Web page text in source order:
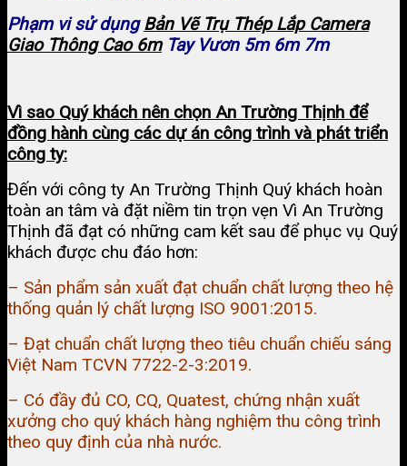
Phạm vi sử dụngBản Vẽ Trụ Thép Lắp Camera
Giao Thông Cao 6mTay Vươn 5m 6m 7m
Vì sao Quý khách nên chọn An Trường Thịnh để
đồng hành cùng các dự án công trình và phát triển
công ty:
Đến với công ty An Trường Thịnh Quý khách hoàn
toàn an tâm và đặt niềm tin trọn vẹn Vì An Trường
Thịnh đã đạt có những cam kết sau để phục vụ Quý
khách được chu đáo hơn:
– Sản phẩm sản xuất đạt chuẩn chất lượng theo hệ
thống quản lý chất lượng ISO 9001:2015.
– Đạt chuẩn chất lượng theo tiêu chuẩn chiếu sáng
Việt Nam TCVN 7722-2-3:2019.
– Có đầy đủ CO, CQ, Quatest, chứng nhận xuất
xưởng cho quý khách hàng nghiệm thu công trình
theo quy định của nhà nước.